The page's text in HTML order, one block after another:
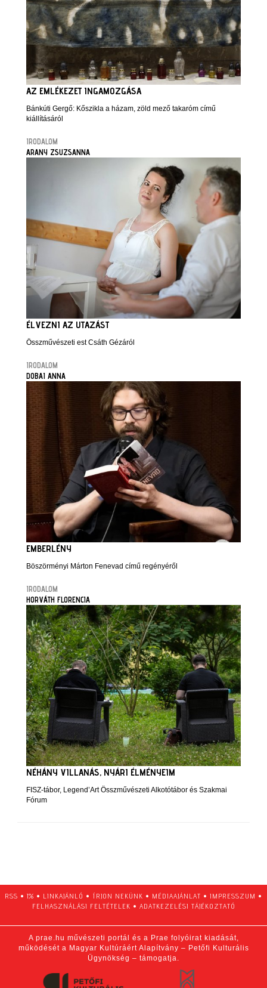
AZ EMLÉKEZET INGAMOZGÁSA
Bánkúti Gergő: Kőszikla a házam, zöld mező takaróm című
kiállításáról
IRODALOM
ARANY ZSUZSANNA
ÉLVEZNI AZ UTAZÁST
Összművészeti est Csáth Gézáról
IRODALOM
DOBAI ANNA
EMBERLÉNY
Böszörményi Márton Fenevad című regényéről
IRODALOM
HORVÁTH FLORENCIA
NÉHÁNY VILLANÁS, NYÁRI ÉLMÉNYEIM
FISZ-tábor, Legend’Art Összművészeti Alkotótábor és Szakmai
Fórum
RSS • 1% • LINKAJÁNLÓ • ÍRJON NEKÜNK • MÉDIAAJÁNLAT • IMPRESSZUM •
FELHASZNÁLÁSI FELTÉTELEK • ADATKEZELÉSI TÁJÉKOZTATÓ
A prae.hu művészeti portál és a Prae folyóirat kiadását,
működését a Magyar Kultúráért Alapítvány – Petőfi Kulturális
Ügynökség – támogatja.